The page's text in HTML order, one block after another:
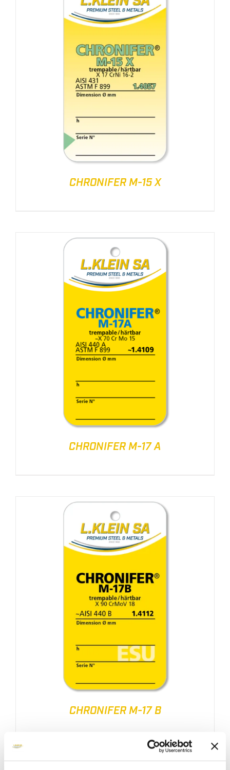
CHRONIFER M-15 X
CHRONIFER M-17 A
CHRONIFER M-17 B